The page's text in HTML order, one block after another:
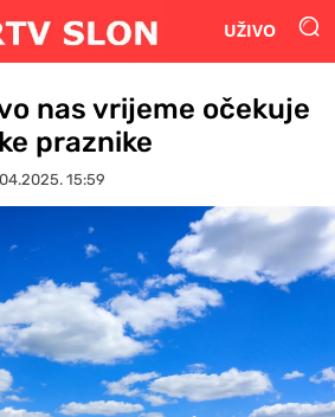
UŽIVO
nas vrijeme očekuje
praznike
15:59